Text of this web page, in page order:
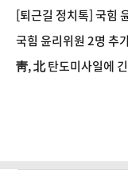
[퇴근길 정치톡] 국힘
'주석야청' 설전
국힘 윤리위원 2명 추
요구했으나 거부"
靑, 北 탄도미사일에